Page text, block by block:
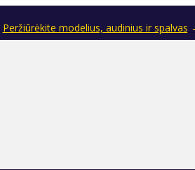
Peržiūrėkite modelius, audinius ir spalvas